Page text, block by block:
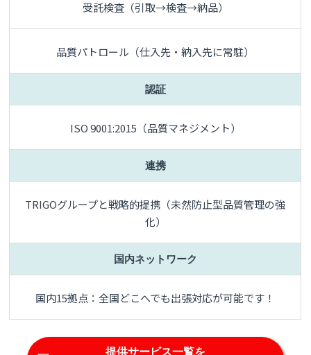
受託検査（引取→検査→納品）
品質パトロール（仕入先・納入先に常駐）
認証
ISO 9001:2015（品質マネジメント）
連携
TRIGOグループと戦略的提携（未然防止型品質管理の強
化）
国内ネットワーク
国内15拠点：全国どこへでも出張対応が可能です！
提供サービス一覧を